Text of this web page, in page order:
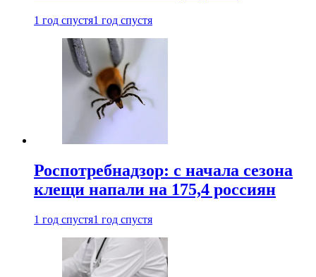
1 год спустя1 год спустя
Роспотребнадзор: с начала сезона
клещи напали на 175,4 россиян
1 год спустя1 год спустя